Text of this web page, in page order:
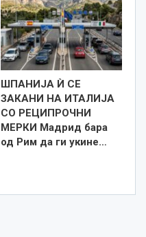
ШПАНИЈА Ѝ СЕ
ЗАКАНИ НА ИТАЛИЈА
СО РЕЦИПРОЧНИ
МЕРКИ Мадрид бара
од Рим да ги укине…